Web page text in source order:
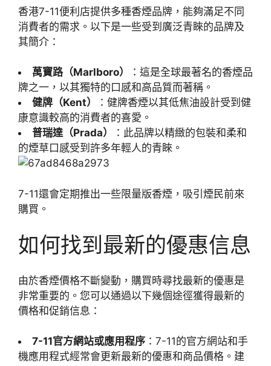
香港7-11便利店提供多種香煙品牌，能夠滿足不同
消費者的需求。以下是一些受到廣泛青睞的品牌及
其簡介：
萬寶路（Marlboro）
：這是全球最著名的香煙品
牌之一，以其獨特的口感和高品質而著稱。
健牌（Kent）
：健牌香煙以其低焦油設計受到健
康意識較高的消費者的喜愛。
普瑞達（Prada）
：此品牌以精緻的包裝和柔和
的煙草口感受到許多年輕人的青睞。
7-11還會定期推出一些限量版香煙，吸引煙民前來
購買。
如何找到最新的優惠信息
由於香煙價格不斷變動，購買時尋找最新的優惠是
非常重要的。您可以通過以下幾個途徑獲得最新的
價格和促銷信息：
7-11官方網站或應用程序 ：7-11的官方網站和手
機應用程式經常會更新最新的優惠和商品價格。建